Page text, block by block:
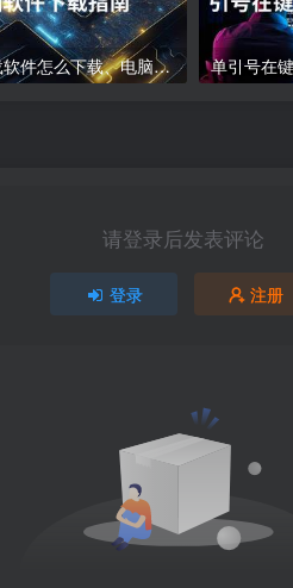
电脑下载软件怎么下载、电脑软件下载指南
请登录后发表评论
登录 注册